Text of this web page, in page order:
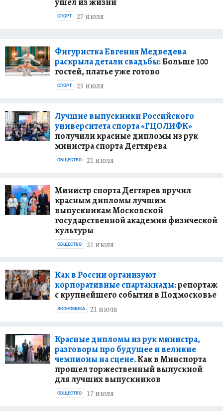
27 июля
СПОРТ
Фигуристка Евгения Медведева
раскрыла детали свадьбы:Больше 100
гостей, платье уже готово
25 июля
СПОРТ
Лучшие выпускники Российского
университета спорта «ГЦОЛИФК»
получили красные дипломы из рук
министра спорта Дегтярева
21 июля
ОБЩЕСТВО
Министр спорта Дегтярев вручил
красным дипломы лучшим
выпускникам Московской
государственной академии физической
культуры
21 июля
ОБЩЕСТВО
Как в России организуют
корпоративные спартакиады:репортаж
с крупнейшего события в Подмосковье
21 июля
ЭКОНОМИКА
Красные дипломы из рук министра,
разговоры про будущее и великие
чемпионы на сцене.Как в Минспорта
прошел торжественный выпускной
для лучших выпускников
17 июля
ОБЩЕСТВО